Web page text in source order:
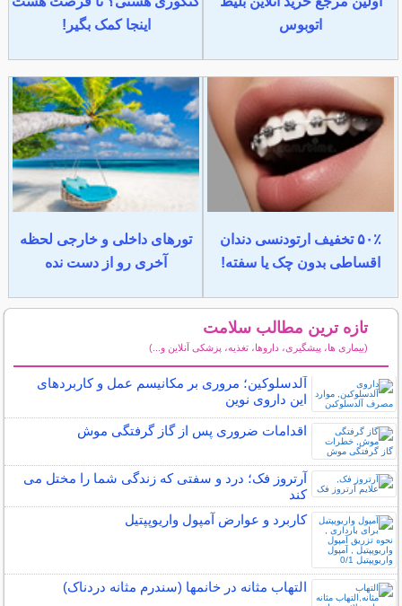
اتوبوس
اینجا کمک بگیر!
۵۰٪ تخفیف ارتودنسی دندان
اقساطی بدون چک یا سفته!
تورهای داخلی و خارجی لحظه
آخری رو از دست نده
تازه ترین مطالب سلامت
(بیماری ها، پیشگیری، داروها، تغذیه، پزشکی آنلاین و...)
آلدسلوکین؛ مروری بر مکانیسم عمل و کاربردهای
این داروی نوین
اقدامات ضروری پس از گاز گرفتگی موش
آرتروز فک؛ درد و سفتی که زندگی شما را مختل می
کند
کاربرد و عوارض آمپول واریوپپتیل
التهاب مثانه در خانمها (سندرم مثانه دردناک)